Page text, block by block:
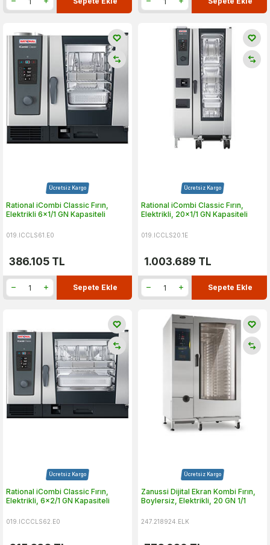
Ücretsiz Kargo
Rational iCombi Classic Fırın,
Elektrikli 6x1/1 GN Kapasiteli
019.ICCLS61.E0
386.105 TL
Sepete Ekle
Ücretsiz Kargo
Rational iCombi Classic Fırın,
Elektrikli, 20x1/1 GN Kapasiteli
019.ICCLS20.1E
1.003.689 TL
Sepete Ekle
Ücretsiz Kargo
Rational iCombi Classic Fırın,
Elektrikli, 6x2/1 GN Kapasiteli
019.ICCCLS62.E0
Ücretsiz Kargo
Zanussi Dijital Ekran Kombi Fırın,
Boylersiz, Elektrikli, 20 GN 1/1
247.218924.ELK